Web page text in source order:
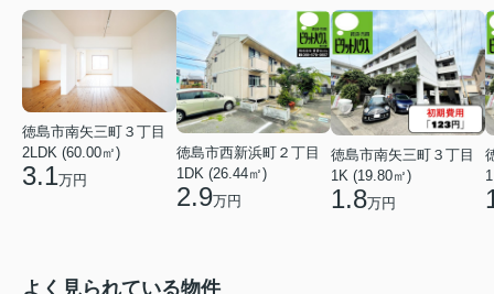
徳島市南矢三町３丁目
2LDK (60.00㎡)
3.1万円
徳島市西新浜町２丁目
1DK (26.44㎡)
2.9万円
徳島市南矢三町３丁目
1K (19.80㎡)
1.8万円
よく見られている物件